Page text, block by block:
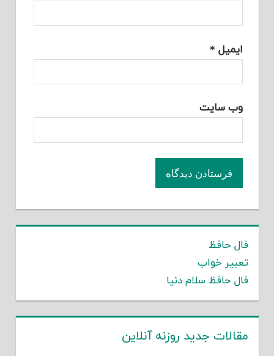
ایمیل *
وب‌ سایت
فال حافظ
تعبیر خواب
فال حافظ سلام دنیا
مقالات جدید روزنه آنلاین